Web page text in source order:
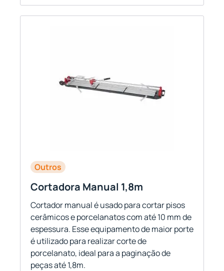
Outros
Cortadora Manual 1,8m
Cortador manual é usado para cortar pisos
cerâmicos e porcelanatos com até 10 mm de
espessura. Esse equipamento de maior porte
é utilizado para realizar corte de
porcelanato, ideal para a paginação de
peças até 1,8m.